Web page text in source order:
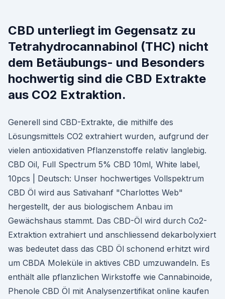
CBD unterliegt im Gegensatz zu
Tetrahydrocannabinol (THC) nicht
dem Betäubungs- und Besonders
hochwertig sind die CBD Extrakte
aus CO2 Extraktion.
Generell sind CBD-Extrakte, die mithilfe des
Lösungsmittels CO2 extrahiert wurden, aufgrund der
vielen antioxidativen Pflanzenstoffe relativ langlebig.
CBD Oil, Full Spectrum 5% CBD 10ml, White label,
10pcs | Deutsch: Unser hochwertiges Vollspektrum
CBD Öl wird aus Sativahanf "Charlottes Web"
hergestellt, der aus biologischem Anbau im
Gewächshaus stammt. Das CBD-Öl wird durch Co2-
Extraktion extrahiert und anschliessend dekarbolyxiert
was bedeutet dass das CBD Öl schonend erhitzt wird
um CBDA Moleküle in aktives CBD umzuwandeln. Es
enthält alle pflanzlichen Wirkstoffe wie Cannabinoide,
Phenole CBD Öl mit Analysenzertifikat online kaufen